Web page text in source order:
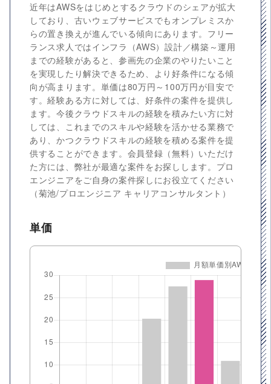
近年はAWSをはじめとするクラウドのシェアが拡大
しており、古いウェブサービスでもオンプレミスか
らの置き換えが進んでいる傾向にあります。フリー
ランス求人ではインフラ（AWS）設計／構築～運用
までの経験があると、参画先の企業のやりたいこと
を実現したり解決できるため、より好条件になる傾
向が高まります。単価は80万円～100万円が目安で
す。経験ある方に対しては、好条件の案件を提供し
ます。今後クラウドスキルの経験を積みたい方に対
しては、これまでのスキルや経験を活かせる業務で
あり、かつクラウドスキルの経験を積める案件を提
供することができます。会員登録（無料）いただけ
た方には、弊社が最適な案件をお探しします。プロ
エンジニアをご自身の案件探しにお役立てください
（菊池/プロエンジニア キャリアコンサルタント）
単価